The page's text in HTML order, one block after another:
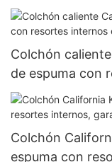
JLH
Colchón
de espuma con
Colchón
espuma con